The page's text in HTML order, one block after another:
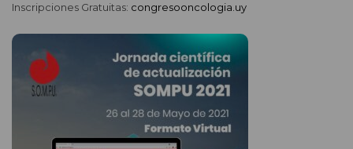
Inscripciones Gratuitas: congresooncologia.uy